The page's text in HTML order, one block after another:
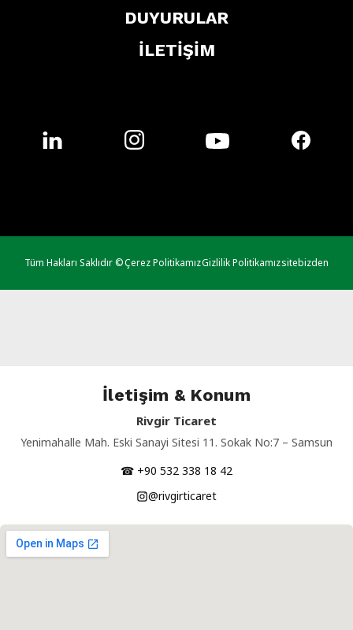
DUYURULAR
İLETİŞİM
Tüm Hakları Saklıdır ©Çerez PolitikamızGizlilik Politikamızsitebizden
İletişim & Konum
Rivgir Ticaret
Yenimahalle Mah. Eski Sanayi Sitesi 11. Sokak No:7 – Samsun
☎ +90 532 338 18 42
@rivgirticaret